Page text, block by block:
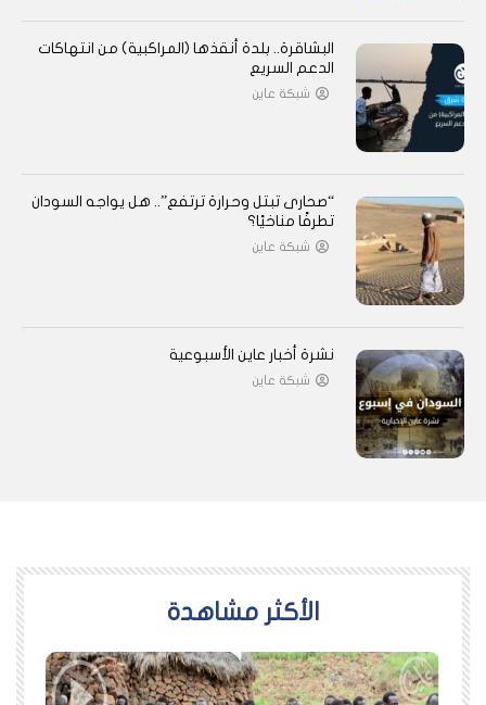
البشاقرة.. بلدة أنقذها (المراكبية) من انتهاكات
الدعم السريع
شبكة عاين
“صحارى تبتل وحرارة ترتفع”.. هل يواجه السودان
تطرفًا مناخيًا؟
شبكة عاين
نشرة أخبار عاين الأسبوعية
شبكة عاين
اﻷكثر مشاهدة